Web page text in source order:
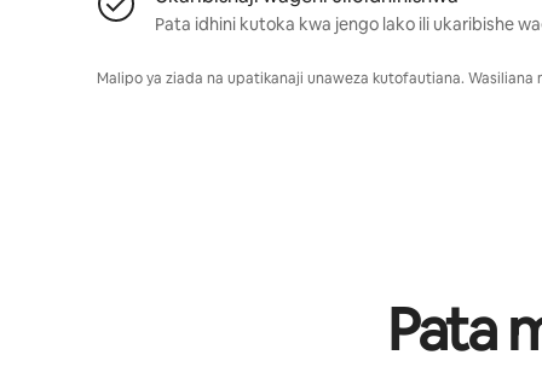
Pata idhini kutoka kwa jengo lako ili ukaribishe
Malipo ya ziada na upatikanaji unaweza kutofautiana. Wasiliana
Pata